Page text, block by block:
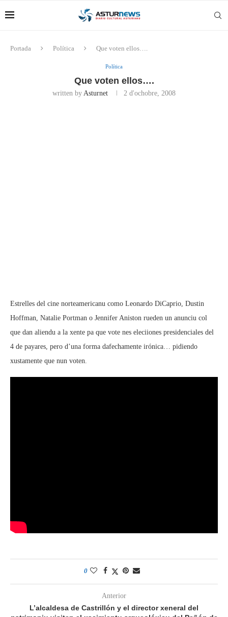
Portada Política Que voten ellos….
Política
Que voten ellos….
written by Asturnet 2 d'ochobre, 2008
Estrelles del cine norteamericanu como Leonardo DiCaprio, Dustin
Hoffman, Natalie Portman o Jennifer Aniston rueden un anunciu col
que dan aliendu a la xente pa que vote nes eleciiones presidenciales del
4 de payares, pero d’una forma dafechamente irónica… pidiendo
xustamente que nun voten.
0
Anterior
L’alcaldesa de Castrillón y el director xeneral del